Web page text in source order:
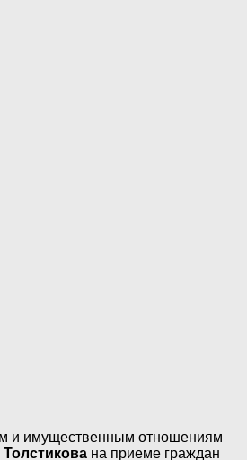
и имущественным отношениям
Толстикова на приеме граждан